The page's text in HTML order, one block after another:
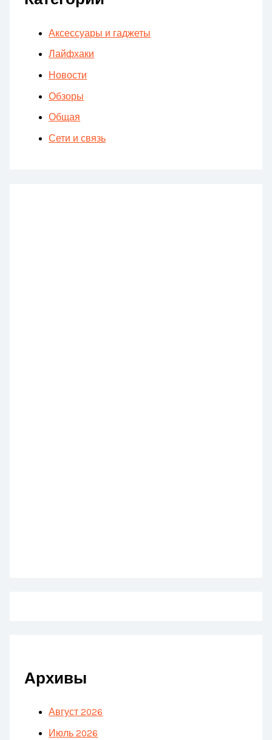
Аксессуары и гаджеты
Лайфхаки
Новости
Обзоры
Общая
Сети и связь
Архивы
Август 2026
Июль 2026